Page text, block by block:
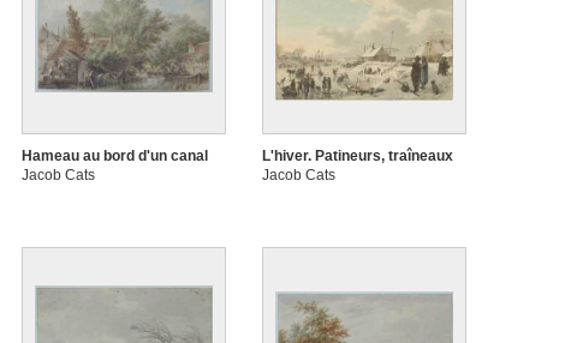
Hameau au bord d'un canal
Jacob Cats
L'hiver. Patineurs, traîneaux
Jacob Cats